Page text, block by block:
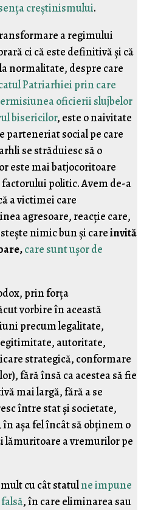
creştinismului.
a regimului
ci că este definitivă şi că
normalitate, despre care
Patriarhiei prin care
oficierii slujbelor
bisericilor, este o naivitate
parteneriat social pe care
se străduiesc să o
este mai batjocoritoare
politic. Avem de-a
a victimei care
agresoare, reacţie care,
nimic bun şi careinvită
care sunt uşor de
prin forţa
vorbire în această
precum legalitate,
autoritate,
strategică, conformare
fără însă ca acestea să fie
mai largă, fără a se
între stat şi societate,
aşa fel încât să obţinem o
lămuritoare a vremurilor pe
cu cât statulne impune
, în care eliminarea sau